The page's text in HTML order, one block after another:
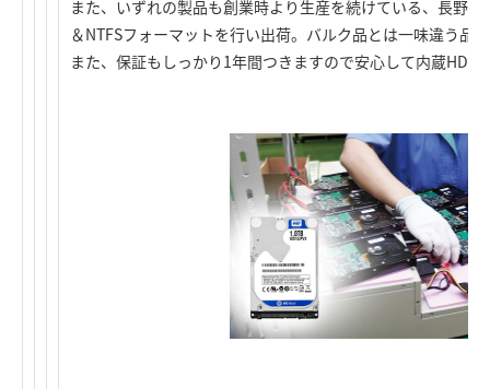
また、いずれの製品も創業時より生産を続けている、長野
＆NTFSフォーマットを行い出荷。バルク品とは一味違う品
また、保証もしっかり1年間つきますので安心して内蔵HDD